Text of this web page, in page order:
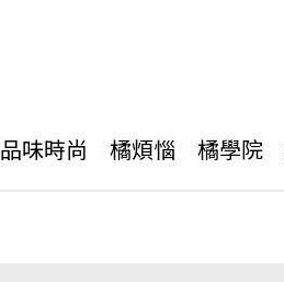
品味時尚 橘煩惱 橘學院